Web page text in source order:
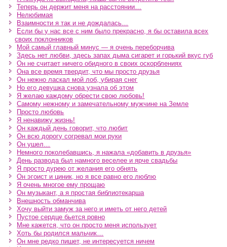
Теперь он держит меня на расстоянии…
Нелюбимая
Взаимности я так и не дождалась…
Если бы у нас все с ним было прекрасно, я бы оставила всех
своих поклонников
Мой самый главный минус — я очень переборчива
Здесь нет любви, здесь запах дыма сигарет и горький вкус губ
Он не считает ничего обидного в своих оскорблениях
Она все время твердит, что мы просто друзья
Он нежно ласкал мой лоб, убирая снег
Но его девушка снова узнала об этом
Я желаю каждому обрести свою любовь!
Самому нежному и замечательному мужчине на Земле
Просто любовь
Я ненавижу жизнь!
Он каждый день говорит, что любит
Он всю дорогу согревал мои руки
Он ушел…
Немного поколебавшись, я нажала «добавить в друзья»
День развода был намного веселее и ярче свадьбы
Я просто дурею от желания его обнять
Он эгоист и циник, но я все равно его люблю
Я очень многое ему прощаю
Он музыкант, а я простая библиотекарша
Внешность обманчива
Хочу выйти замуж за него и иметь от него детей
Пустое сердце бьется ровно
Мне кажется, что он просто меня использует
Хоть бы родился мальчик…
Он мне редко пишет, не интересуется ничем